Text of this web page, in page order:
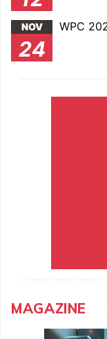
NOV
24
WPC
MAGAZINE